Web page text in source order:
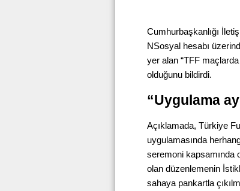
Cumhurbaşkanlığı
NSosyal hesabı
yer alan “TFF maçlarda
olduğunu bildirdi.
“Uygulama
Açıklamada, Türkiye
uygulamasında
seremoni kapsamında
olan düzenlemenin
sahaya pankartla